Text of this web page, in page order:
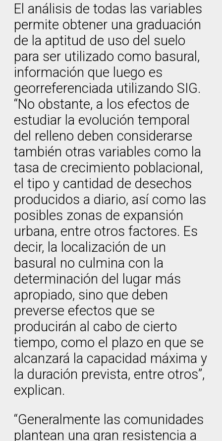
El análisis de todas las variables
permite obtener una graduación
de la aptitud de uso del suelo
para ser utilizado como basural,
información que luego es
georreferenciada utilizando SIG.
“No obstante, a los efectos de
estudiar la evolución temporal
del relleno deben considerarse
también otras variables como la
tasa de crecimiento poblacional,
el tipo y cantidad de desechos
producidos a diario, así como las
posibles zonas de expansión
urbana, entre otros factores. Es
decir, la localización de un
basural no culmina con la
determinación del lugar más
apropiado, sino que deben
preverse efectos que se
producirán al cabo de cierto
tiempo, como el plazo en que se
alcanzará la capacidad máxima y
la duración prevista, entre otros”,
explican.
“Generalmente las comunidades
plantean una gran resistencia a